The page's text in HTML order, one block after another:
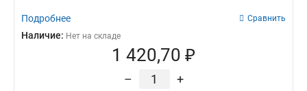
Подробнее Сравнить
Наличие: Нет на складе
1 420,70 ₽
– +